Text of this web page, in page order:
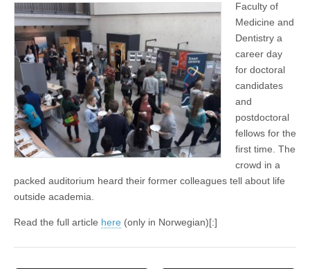
Faculty of
Medicine and
Dentistry a
career day
for doctoral
candidates
and
postdoctoral
fellows for the
first time. The
crowd in a
packed auditorium heard their former colleagues tell about life
outside academia.
Read the full article here (only in Norwegian)[:]